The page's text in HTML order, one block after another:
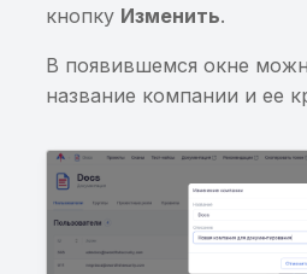
кнопку Изменить.
В появившемся окне
название компании и ее